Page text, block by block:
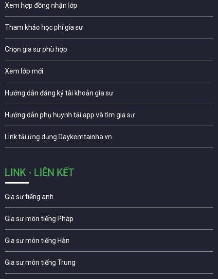
Xem hợp đồng nhận lớp
Tham khảo học phí gia sư
Chọn gia sư phù hợp
Xem lớp mới
Hướng dẫn đăng ký tài khoản gia sư
Hướng dẫn phụ huynh tải app và tìm gia sư
Link tải ứng dụng Daykemtainha.vn
LINK - LIÊN KẾT
Gia sư tiếng anh
Gia sư môn tiếng Pháp
Gia sư môn tiếng Hàn
Gia sư môn tiếng Trung